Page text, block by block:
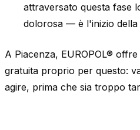
attraversato questa fase
dolorosa — è l'inizio della
A Piacenza, EUROPOL®
gratuita proprio per questo:
agire, prima che sia troppo